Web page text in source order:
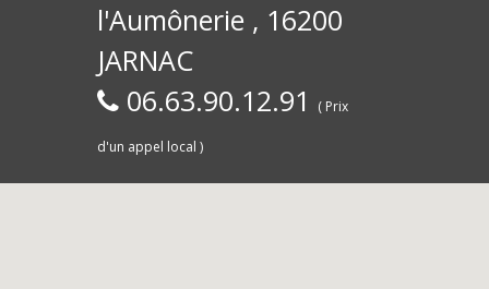
Commerce,
l'Aumônerie , 16200
JARNAC
06.63.90.12.91
( Prix
d'un appel local )